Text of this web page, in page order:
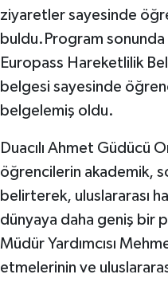
ziyaretler sayesinde
buldu.Program
Europass Hareketlilik
belgesi sayesinde
belgelemiş oldu.
Duacılı Ahmet Güdücü
öğrencilerin akademik,
belirterek, uluslararası
dünyaya daha geniş bir
Müdür Yardımcısı
etmelerinin ve